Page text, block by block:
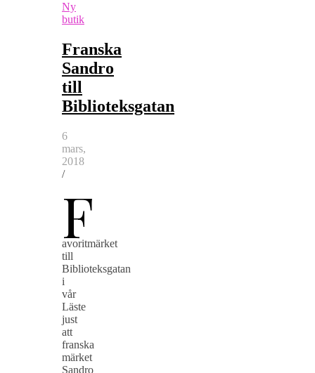
Ny
butik
Franska
Sandro
till
Biblioteksgatan
6
mars,
2018
/
F
avoritmärket
till
Biblioteksgatan
i
vår
Läste
just
att
franska
märket
Sandro